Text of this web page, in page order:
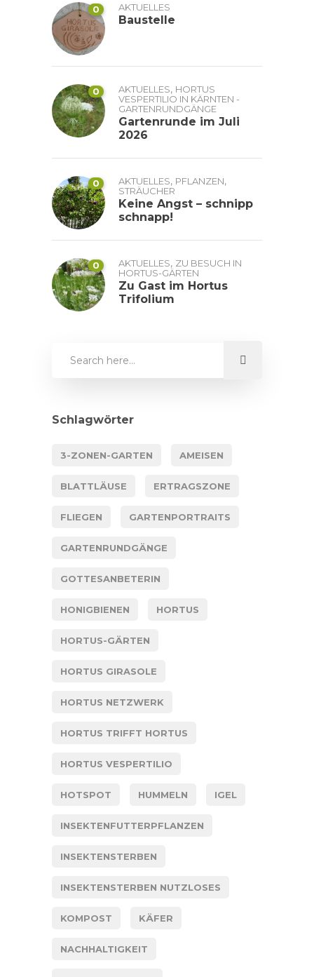
0 AKTUELLES
Baustelle
0 AKTUELLES, HORTUS
VESPERTILIO IN KÄRNTEN -
GARTENRUNDGÄNGE
Gartenrunde im Juli
2026
0 AKTUELLES, PFLANZEN,
STRÄUCHER
Keine Angst – schnipp
schnapp!
0 AKTUELLES, ZU BESUCH IN
HORTUS-GÄRTEN
Zu Gast im Hortus
Trifolium
Schlagwörter
3-ZONEN-GARTEN AMEISEN
BLATTLÄUSE ERTRAGSZONE
FLIEGEN GARTENPORTRAITS
GARTENRUNDGÄNGE
GOTTESANBETERIN
HONIGBIENEN HORTUS
HORTUS-GÄRTEN
HORTUS GIRASOLE
HORTUS NETZWERK
HORTUS TRIFFT HORTUS
HORTUS VESPERTILIO
HOTSPOT HUMMELN IGEL
INSEKTENFUTTERPFLANZEN
INSEKTENSTERBEN
INSEKTENSTERBEN NUTZLOSES
KOMPOST KÄFER
NACHHALTIGKEIT